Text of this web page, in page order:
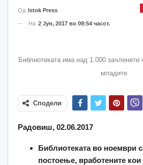
Од Istok Press
На 2 Јун, 2017 во 09:54 часот.
Библиотеката има над 1.000 зачленети
младите
Сподели
Радовиш, 02.06.2017
Библиотеката во ноември
постоење, вработените